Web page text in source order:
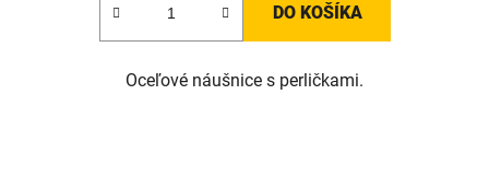
DO KOŠÍKA
Oceľové náušnice s perličkami.